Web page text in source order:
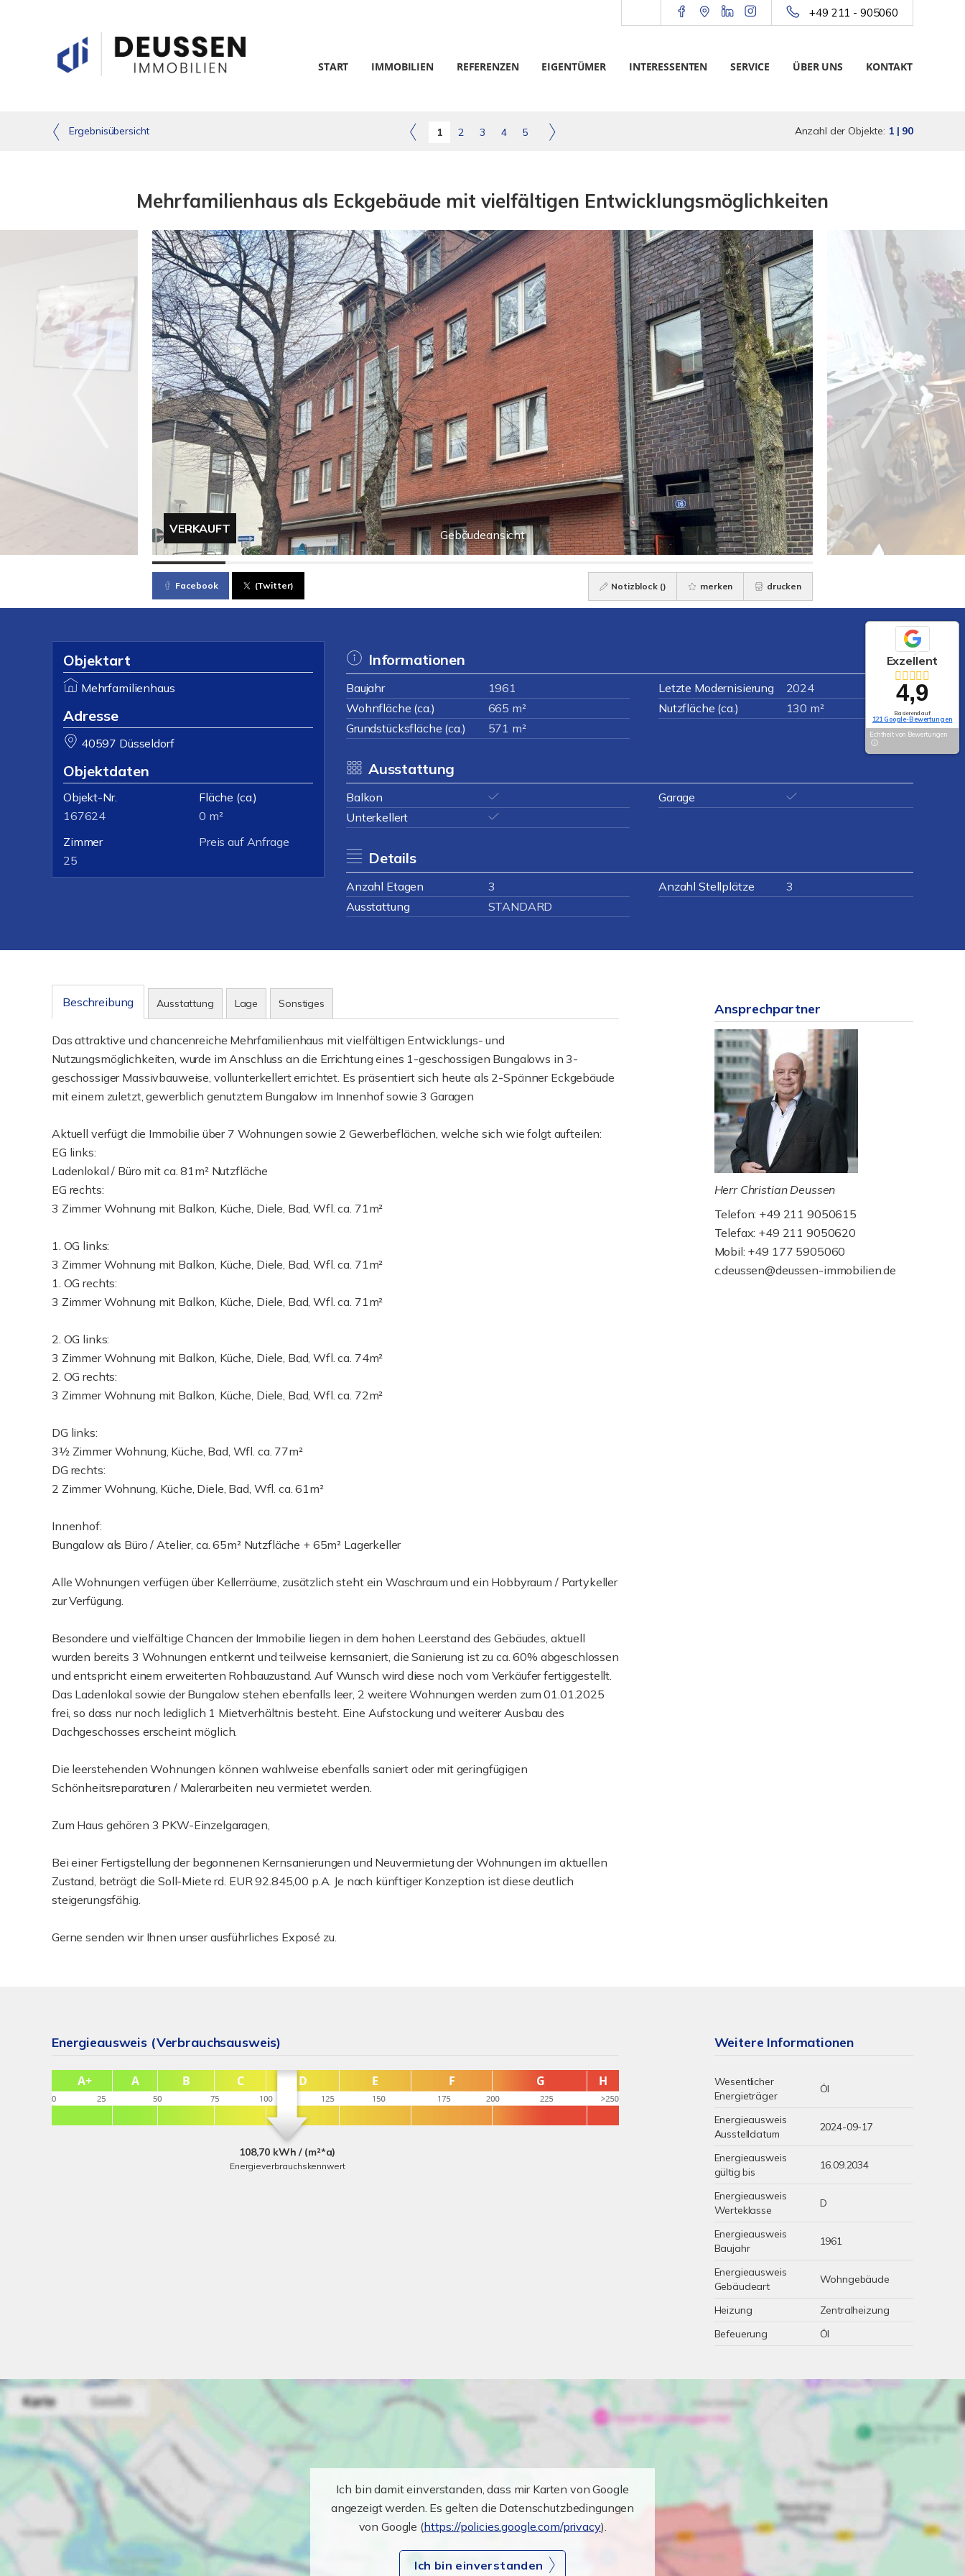
+49 211 - 905060
START IMMOBILIEN REFERENZEN EIGENTÜMER INTERESSENTEN SERVICE ÜBER UNS KONTAKT
Ergebnisübersicht 1 2 3 4 5 Anzahl der Objekte: 1 | 90
Mehrfamilienhaus als Eckgebäude mit vielfältigen Entwicklungsmöglichkeiten
Gebäudeansicht
VERKAUFT
Facebook (Twitter) Notizblock () merken drucken
Objektart
Mehrfamilienhaus
Adresse
40597 Düsseldorf
Objektdaten
Objekt-Nr.
167624
Fläche (ca.)
0 m²
Zimmer
25
Preis auf Anfrage
Informationen
Baujahr 1961 Letzte Modernisierung
2024
Wohnfläche (ca.)
665 m² Nutzfläche (ca.)
130 m²
Grundstücksfläche (ca.)
571 m²
Ausstattung
Balkon
Garage
Unterkellert
Details
Anzahl Etagen 3 Anzahl Stellplätze
3
Ausstattung
STANDARD
Beschreibung Ausstattung Lage Sonstiges
Das attraktive und chancenreiche Mehrfamilienhaus mit vielfältigen Entwicklungs- und
Nutzungsmöglichkeiten, wurde im Anschluss an die Errichtung eines 1-geschossigen Bungalows in 3-
geschossiger Massivbauweise, vollunterkellert errichtet. Es präsentiert sich heute als 2-Spänner Eckgebäude
mit einem zuletzt, gewerblich genutztem Bungalow im Innenhof sowie 3 Garagen
Aktuell verfügt die Immobilie über 7 Wohnungen sowie 2 Gewerbeflächen, welche sich wie folgt aufteilen:
EG links:
Ladenlokal / Büro mit ca. 81m² Nutzfläche
EG rechts:
3 Zimmer Wohnung mit Balkon, Küche, Diele, Bad, Wfl. ca. 71m²
1. OG links:
3 Zimmer Wohnung mit Balkon, Küche, Diele, Bad, Wfl. ca. 71m²
1. OG rechts:
3 Zimmer Wohnung mit Balkon, Küche, Diele, Bad, Wfl. ca. 71m²
2. OG links:
3 Zimmer Wohnung mit Balkon, Küche, Diele, Bad, Wfl. ca. 74m²
2. OG rechts:
3 Zimmer Wohnung mit Balkon, Küche, Diele, Bad, Wfl. ca. 72m²
DG links:
3½ Zimmer Wohnung, Küche, Bad, Wfl. ca. 77m²
DG rechts:
2 Zimmer Wohnung, Küche, Diele, Bad, Wfl. ca. 61m²
Innenhof:
Bungalow als Büro / Atelier, ca. 65m² Nutzfläche + 65m² Lagerkeller
Alle Wohnungen verfügen über Kellerräume, zusätzlich steht ein Waschraum und ein Hobbyraum / Partykeller
zur Verfügung.
Besondere und vielfältige Chancen der Immobilie liegen in dem hohen Leerstand des Gebäudes, aktuell
wurden bereits 3 Wohnungen entkernt und teilweise kernsaniert, die Sanierung ist zu ca. 60% abgeschlossen
und entspricht einem erweiterten Rohbauzustand. Auf Wunsch wird diese noch vom Verkäufer fertiggestellt.
Das Ladenlokal sowie der Bungalow stehen ebenfalls leer, 2 weitere Wohnungen werden zum 01.01.2025
frei, so dass nur noch lediglich 1 Mietverhältnis besteht. Eine Aufstockung und weiterer Ausbau des
Dachgeschosses erscheint möglich.
Die leerstehenden Wohnungen können wahlweise ebenfalls saniert oder mit geringfügigen
Schönheitsreparaturen / Malerarbeiten neu vermietet werden.
Zum Haus gehören 3 PKW-Einzelgaragen,
Bei einer Fertigstellung der begonnenen Kernsanierungen und Neuvermietung der Wohnungen im aktuellen
Zustand, beträgt die Soll-Miete rd. EUR 92.845,00 p.A. Je nach künftiger Konzeption ist diese deutlich
steigerungsfähig.
Gerne senden wir Ihnen unser ausführliches Exposé zu.
Ansprechpartner
Herr Christian Deussen
Telefon: +49 211 9050615
Telefax: +49 211 9050620
Mobil: +49 177 5905060
c.deussen@deussen-immobilien.de
Energieausweis (Verbrauchsausweis)
108,70 kWh / (m²*a)
Energieverbrauchskennwert
Weitere Informationen
Wesentlicher
Energieträger
Öl
Energieausweis
Ausstelldatum
2024-09-17
Energieausweis
gültig bis
16.09.2034
Energieausweis
Werteklasse
D
Energieausweis
Baujahr
1961
Energieausweis
Gebäudeart
Wohngebäude
Heizung
Zentralheizung
Befeuerung
Öl
Ich bin damit einverstanden, dass mir Karten von Google
angezeigt werden. Es gelten die Datenschutzbedingungen
von Google (https://policies.google.com/privacy).
Ich bin einverstanden
Exzellent
4,9
Basierend auf
121 Google-Bewertungen
Echtheit von Bewertungen